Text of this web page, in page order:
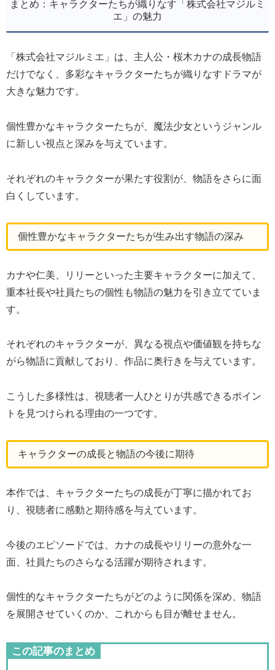
まとめ：キャラクターたちが織りなす「株式会社マジルミ
エ」の魅力
「株式会社マジルミエ」は、主人公・桜木カナの成長物語
だけでなく、多彩なキャラクターたちが織りなすドラマが
大きな魅力です。
個性豊かなキャラクターたちが、魔法少女というジャンル
に新しい視点と深みを与えています。
それぞれのキャラクターが果たす役割が、物語をさらに面
白くしています。
個性豊かなキャラクターたちが生み出す物語の深み
カナや仁美、リリーといった主要キャラクターに加えて、
重本社長や社員たちの個性も物語の魅力を引き立てていま
す。
それぞれのキャラクターが、異なる視点や価値観を持ちな
がら物語に貢献しており、作品に奥行きを与えています。
こうした多様性は、視聴者一人ひとりが共感できるポイン
トを見つけられる理由の一つです。
キャラクターの成長と物語の今後に期待
本作では、キャラクターたちの成長が丁寧に描かれてお
り、視聴者に感動と期待感を与えています。
今後のエピソードでは、カナの成長やリリーの意外な一
面、社員たちのさらなる活躍が期待されます。
個性的なキャラクターたちがどのように関係を深め、物語
を展開させていくのか、これからも目が離せません。
この記事のまとめ